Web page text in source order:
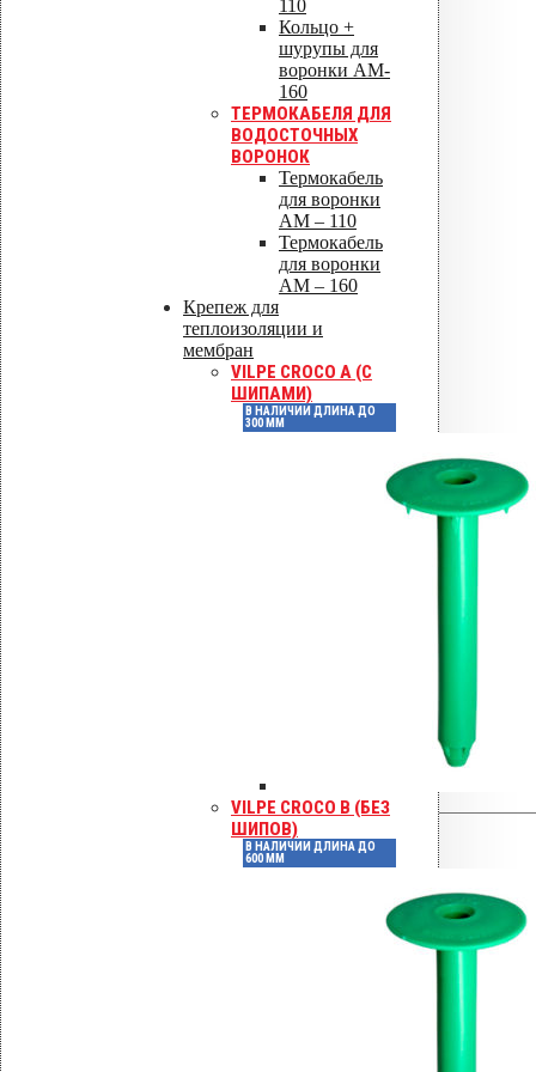
110
Кольцо +
шурупы для
воронки AM-
160
ТЕРМОКАБЕЛЯ ДЛЯ
ВОДОСТОЧНЫХ
ВОРОНОК
Термокабель
для воронки
AM – 110
Термокабель
для воронки
AM – 160
Крепеж для
теплоизоляции и
мембран
VILPE CROCO A (С
ШИПАМИ)
В НАЛИЧИИ ДЛИНА ДО
300 ММ
VILPE CROCO B (БЕЗ
ШИПОВ)
В НАЛИЧИИ ДЛИНА ДО
600 ММ
Артикул 90272
Штук в коробке 100
Высота, мм 600
Защитное покрытие Нет
Отзывы
Отзывов пока нет.
Будьте первым, кто оставил
отзыв на «Насадка для дрели
длинная 600 мм SDS+ / TORX»
Сохранить моё имя, email и адрес